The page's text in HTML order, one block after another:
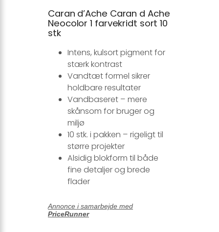
Caran d’Ache Caran d Ache
Neocolor 1 farvekridt sort 10
stk
Intens, kulsort pigment for
stærk kontrast
Vandtæt formel sikrer
holdbare resultater
Vandbaseret – mere
skånsom for bruger og
miljø
10 stk. i pakken – rigeligt til
større projekter
Alsidig blokform til både
fine detaljer og brede
flader
Annonce i samarbejde med
PriceRunner